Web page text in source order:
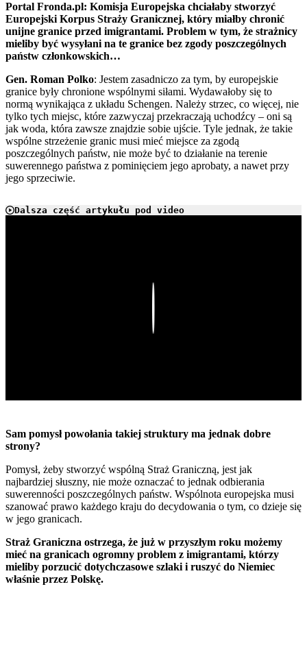
Portal Fronda.pl: Komisja Europejska chciałaby stworzyć
Europejski Korpus Straży Granicznej, który miałby chronić
unijne granice przed imigrantami. Problem w tym, że strażnicy
mieliby być wysyłani na te granice bez zgody poszczególnych
państw członkowskich…
Gen. Roman Polko: Jestem zasadniczo za tym, by europejskie
granice były chronione wspólnymi siłami. Wydawałoby się to
normą wynikająca z układu Schengen. Należy strzec, co więcej, nie
tylko tych miejsc, które zazwyczaj przekraczają uchodźcy – oni są
jak woda, która zawsze znajdzie sobie ujście. Tyle jednak, że takie
wspólne strzeżenie granic musi mieć miejsce za zgodą
poszczególnych państw, nie może być to działanie na terenie
suwerennego państwa z pominięciem jego aprobaty, a nawet przy
jego sprzeciwie.
Dalsza część artykułu pod video
Sam pomysł powołania takiej struktury ma jednak dobre
strony?
Pomysł, żeby stworzyć wspólną Straż Graniczną, jest jak
najbardziej słuszny, nie może oznaczać to jednak odbierania
suwerenności poszczególnych państw. Wspólnota europejska musi
szanować prawo każdego kraju do decydowania o tym, co dzieje się
w jego granicach.
Straż Graniczna ostrzega, że już w przyszłym roku możemy
mieć na granicach ogromny problem z imigrantami, którzy
mieliby porzucić dotychczasowe szlaki i ruszyć do Niemiec
właśnie przez Polskę.